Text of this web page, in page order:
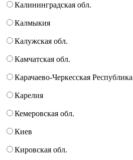
Калининградская обл.
Калмыкия
Калужская обл.
Камчатская обл.
Карачаево-Черкесская Республика
Карелия
Кемеровская обл.
Киев
Кировская обл.